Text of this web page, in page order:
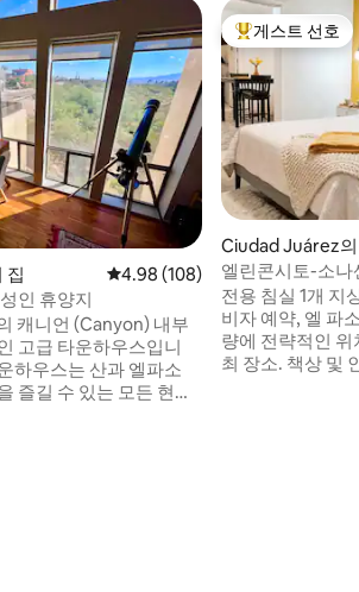
집 평점 4.98점(5점 만점), 후기
4.98 (108)
인 휴양지
캐니언 (Canyon) 내부
고급 타운하우스입니
하우스는 산과 엘파소
즐길 수 있는 모든 현대
상위 게스트 선호
게스트 선호
Ciudad Juárez
엘린콘시토-소나
전용 침실 1개 지
비자 예약, 엘 파
량에 전략적인 위치. PAHO/WHO
최 장소. 책상 및 인체공학적 의자, 국제 영상